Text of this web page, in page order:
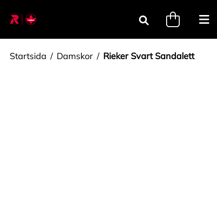
Sök
Startsida Damskor Rieker Svart Sandalett